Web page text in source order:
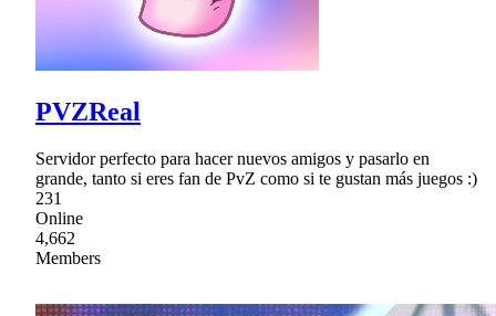
PVZReal
Servidor perfecto para hacer nuevos amigos y pasarlo en
grande, tanto si eres fan de PvZ como si te gustan más juegos :)
231
Online
4,662
Members